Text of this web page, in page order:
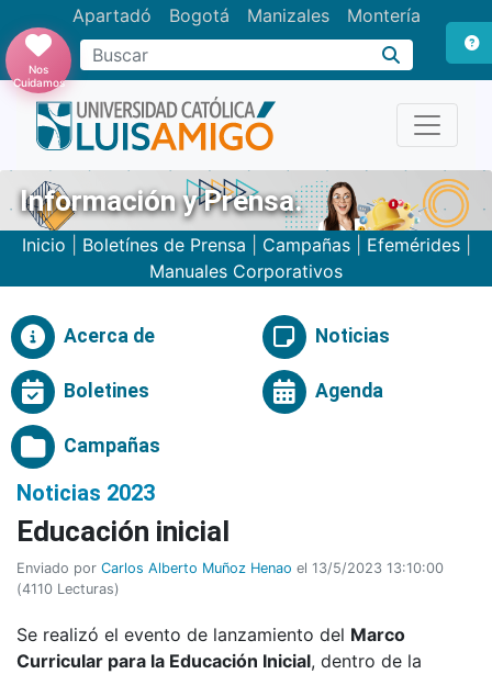
Apartadó Bogotá Manizales Montería
Buscar
Nos
Cuidamos
Información y Prensa.
Inicio Boletínes de Prensa Campañas| Efemérides|
Manuales Corporativos
Acerca de Noticias
Boletines Agenda
Campañas
Noticias 2023
Educación inicial
Enviado por Carlos Alberto Muñoz Henao el 13/5/2023 13:10:00
(4110 Lecturas)
Se realizó el evento de lanzamiento del Marco
Curricular para la Educación Inicial, dentro de la